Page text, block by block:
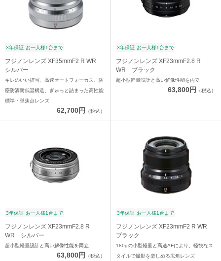
3年保証 お一人様1台まで
フジノンレンズ XF35mmF2 R WR
シルバー
キレのいい描写、高速オートフォーカス、防
塵防滴耐低温構造、ぎゅっと詰まった高性能
標準・単焦点レンズ
62,700円 （税込）
3年保証 お一人様1台まで
フジノンレンズ XF23mmF2.8 R
WR ブラック
超小型軽量設計と高い解像性能を両立
63,800円 （税込）
3年保証 お一人様1台まで
フジノンレンズ XF23mmF2.8 R
WR シルバー
超小型軽量設計と高い解像性能を両立
63,800円 （税込）
3年保証 お一人様1台まで
フジノンレンズ XF23mmF2 R WR
ブラック
180gの小型軽量と高速AFにより、軽快なス
タイルで撮影を楽しめる広角レンズ